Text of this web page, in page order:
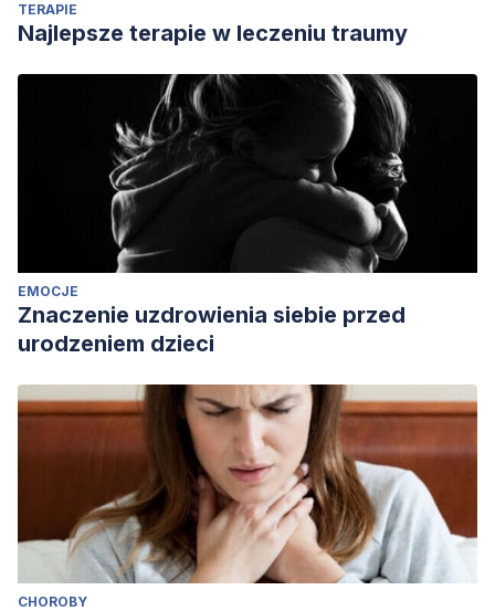
computacion-cuantica/
Singh, T., & Singh, A. (2010). Effect of Shaktipat meditation
on anxiety in relation to the emotional intelligence and age.
Journal of Exercise Science and Physiotherapy, 6(1), 28-33.
https://www.semanticscholar.org/paper/Effect-of-Shaktipat-
Meditation-on-Anxiety-in-to-the-Age.-
Singh/a3fc1684aa695708ffd1130d8df91453c63ad824
TERAPIE
Najlepsze terapie w leczeniu traumy
EMOCJE
Znaczenie uzdrowienia siebie przed
urodzeniem dzieci
CHOROBY